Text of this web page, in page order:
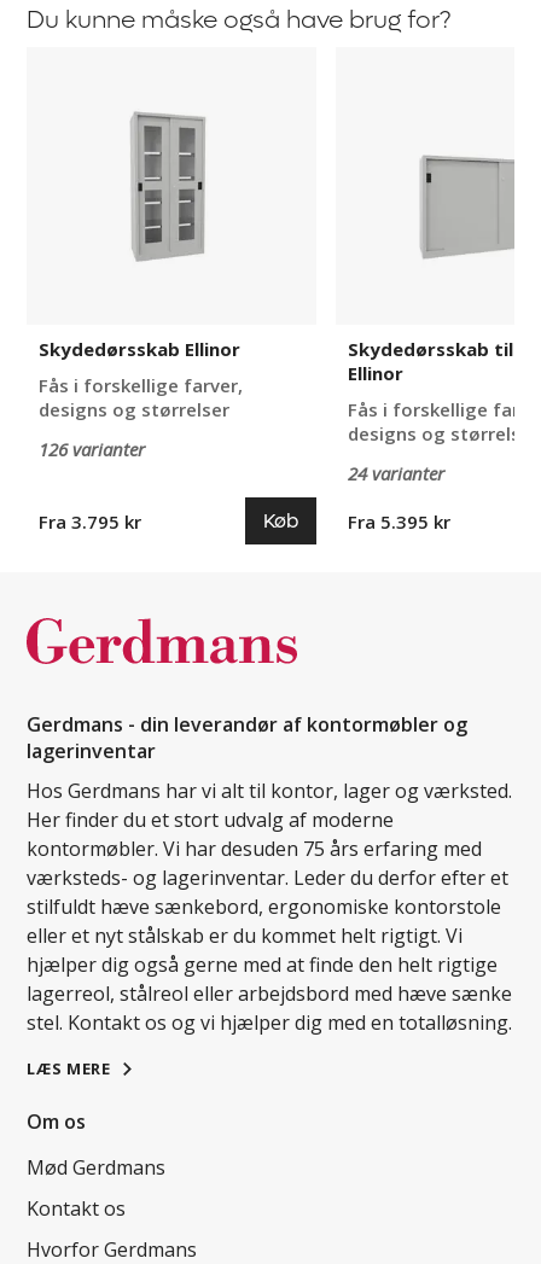
Du kunne måske også have brug for?
Skydedørsskab Ellinor
Fås i forskellige farver,
designs og størrelser
126 varianter
Fra 3.795 kr Køb
Skydedørsskab til
Ellinor
Fås i forskellige
designs og størrelser
24 varianter
Fra 5.395 kr
Gerdmans - din leverandør af kontormøbler og
lagerinventar
Hos Gerdmans har vi alt til kontor, lager og værksted.
Her finder du et stort udvalg af moderne
kontormøbler. Vi har desuden 75 års erfaring med
værksteds- og lagerinventar. Leder du derfor efter et
stilfuldt hæve sænkebord, ergonomiske kontorstole
eller et nyt stålskab er du kommet helt rigtigt. Vi
hjælper dig også gerne med at finde den helt rigtige
lagerreol, stålreol eller arbejdsbord med hæve sænke
stel. Kontakt os og vi hjælper dig med en totalløsning.
LÆS MERE
Om os
Mød Gerdmans
Kontakt os
Hvorfor Gerdmans